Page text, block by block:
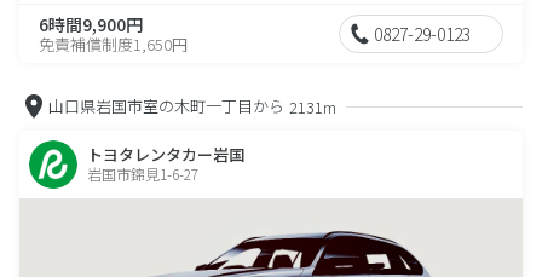
6時間9,900円
免責補償制度1,650円 0827-29-0123
山口県岩国市室の木町一丁目から 2131m
トヨタレンタカー岩国
岩国市錦見1-6-27